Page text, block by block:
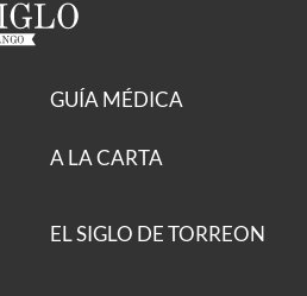
GUÍA MÉDICA
A LA CARTA
EL SIGLO DE TORREON